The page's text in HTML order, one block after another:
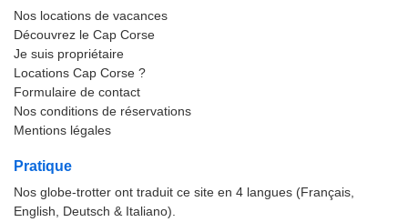
Nos locations de vacances
Découvrez le Cap Corse
Je suis propriétaire
Locations Cap Corse ?
Formulaire de contact
Nos conditions de réservations
Mentions légales
Pratique
Nos globe-trotter ont traduit ce site en 4 langues (Français,
English, Deutsch & Italiano).